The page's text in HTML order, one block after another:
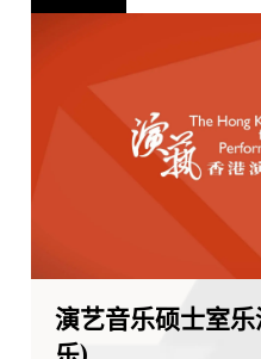
演艺音乐硕士室